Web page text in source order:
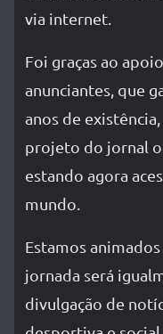
via internet.
Foi graças ao
anunciantes, que
anos de
projeto do jornal
estando agora
mundo.
Estamos
jornada será
divulgação de